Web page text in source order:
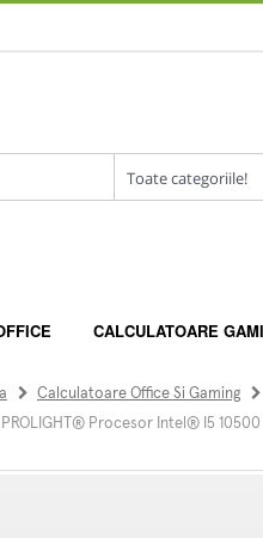
CALCULATOARE
Calculatoare Office Si Gaming
Procesor Intel® I5 10500